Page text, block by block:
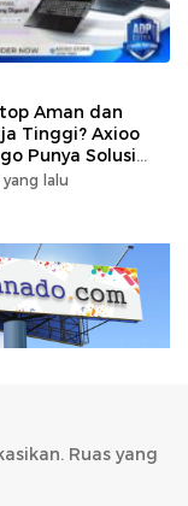
Aman dan
Tinggi? Axioo
Punya Solusi
Ekstra
lalu
Ruas yang